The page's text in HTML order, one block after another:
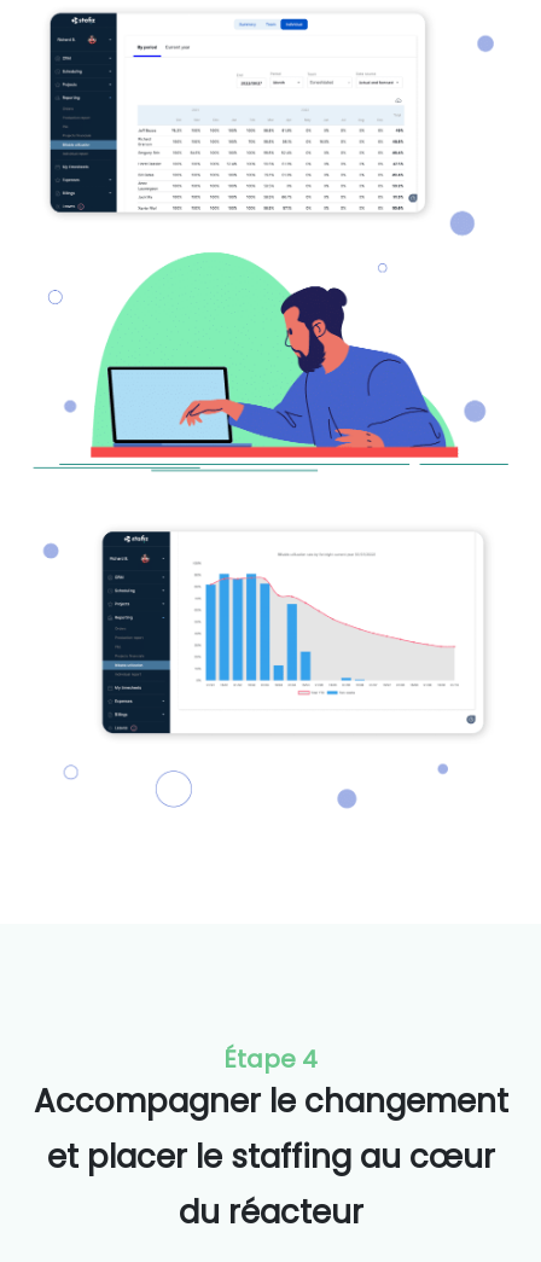
Étape 4
Accompagner le changement
et placer le staffing au cœur
du réacteur